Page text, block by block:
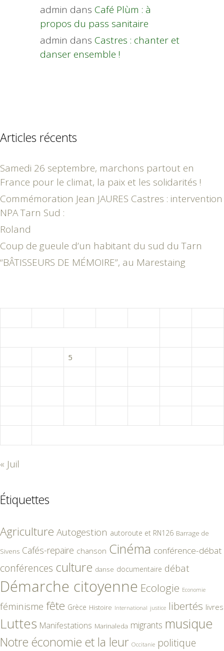
admin dans Café Plùm : à
propos du pass sanitaire
admin dans Castres : chanter et
danser ensemble !
Articles récents
Samedi 26 septembre, marchons partout en
France pour le climat, la paix et les solidarités !
Commémoration Jean JAURES Castres : intervention
NPA Tarn Sud :
Roland
Coup de gueule d’un habitant du sud du Tarn
“BÂTISSEURS DE MÉMOIRE”, au Marestaing
5
« Juil
Étiquettes
Agriculture Autogestion autoroute et RN126 Barrage de
Sivens Cafés-repaire chanson Cinéma conférence-débat
conférences culture danse documentaire débat
Démarche citoyenne Ecologie Economie
féminisme fête Grèce Histoire International justice libertés livres
Luttes Manifestations Marinaleda migrants musique
Notre économie et la leur Occitanie politique